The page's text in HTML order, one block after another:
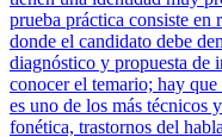
prueba práctica consiste
donde el candidato debe
diagnóstico y propuesta de
conocer el temario; hay
es uno de los más técnicos
fonética, trastornos del